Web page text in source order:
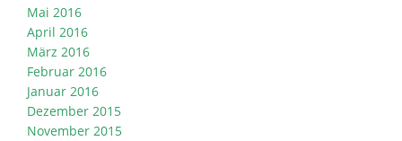
Mai 2016
April 2016
März 2016
Februar 2016
Januar 2016
Dezember 2015
November 2015